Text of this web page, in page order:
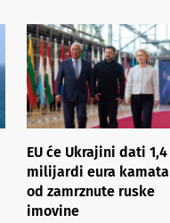
EU će Ukrajini dati 1,4
milijardi eura kamata
od zamrznute ruske
imovine